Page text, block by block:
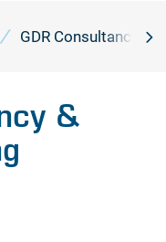
GDR Consultancy &
&